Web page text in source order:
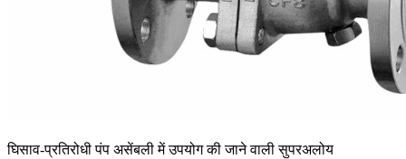
घिसाव-प्रतिरोधी पंप असेंबली में उपयोग की जाने वाली सुपरअलोय